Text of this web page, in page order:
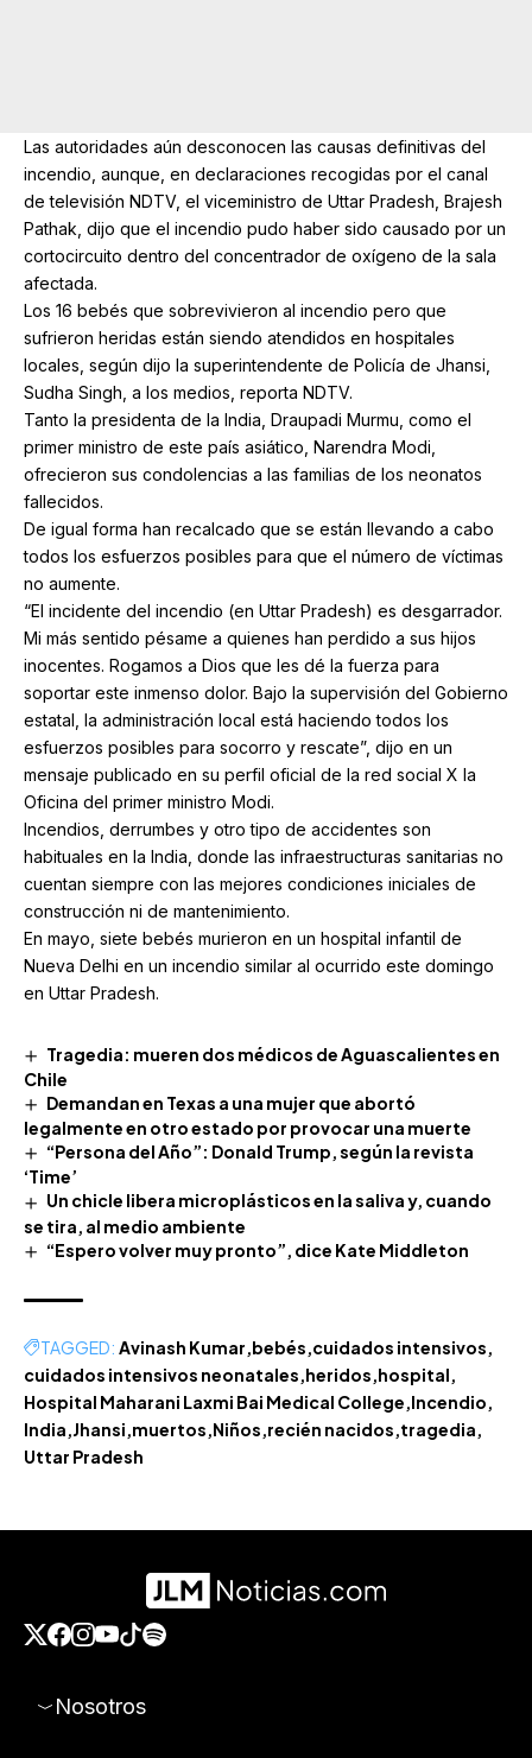
Las autoridades aún desconocen las causas definitivas del
incendio, aunque, en declaraciones recogidas por el canal
de televisión NDTV, el viceministro de Uttar Pradesh, Brajesh
Pathak, dijo que el incendio pudo haber sido causado por un
cortocircuito dentro del concentrador de oxígeno de la sala
afectada.
Los 16 bebés que sobrevivieron al incendio pero que
sufrieron heridas están siendo atendidos en hospitales
locales, según dijo la superintendente de Policía de Jhansi,
Sudha Singh, a los medios, reporta NDTV.
Tanto la presidenta de la India, Draupadi Murmu, como el
primer ministro de este país asiático, Narendra Modi,
ofrecieron sus condolencias a las familias de los neonatos
fallecidos.
De igual forma han recalcado que se están llevando a cabo
todos los esfuerzos posibles para que el número de víctimas
no aumente.
“El incidente del incendio (en Uttar Pradesh) es desgarrador.
Mi más sentido pésame a quienes han perdido a sus hijos
inocentes. Rogamos a Dios que les dé la fuerza para
soportar este inmenso dolor. Bajo la supervisión del Gobierno
estatal, la administración local está haciendo todos los
esfuerzos posibles para socorro y rescate”, dijo en un
mensaje publicado en su perfil oficial de la red social X la
Oficina del primer ministro Modi.
Incendios, derrumbes y otro tipo de accidentes son
habituales en la India, donde las infraestructuras sanitarias no
cuentan siempre con las mejores condiciones iniciales de
construcción ni de mantenimiento.
En mayo, siete bebés murieron en un hospital infantil de
Nueva Delhi en un incendio similar al ocurrido este domingo
en Uttar Pradesh.
Tragedia: mueren dos médicos de Aguascalientes en
Chile
Demandan en Texas a una mujer que abortó
legalmente en otro estado por provocar una muerte
“Persona del Año”: Donald Trump, según la revista
‘Time’
Un chicle libera microplásticos en la saliva y, cuando
se tira, al medio ambiente
“Espero volver muy pronto”, dice Kate Middleton
TAGGED: Avinash Kumar bebés cuidados intensivos
cuidados intensivos neonatales heridos hospital
Hospital Maharani Laxmi Bai Medical College Incendio
India Jhansi muertos Niños recién nacidos tragedia
Uttar Pradesh
Nosotros